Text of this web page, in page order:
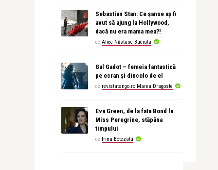
Sebastian Stan: Ce șanse aș fi
avut să ajung la Hollywood,
dacă nu era mama mea?!
de Alice Năstase Buciuta
Gal Gadot – femeia fantastică
pe ecran și dincolo de el
de revistatango.ro Marea Dragoste
Eva Green, de la fata Bond la
Miss Peregrine, stăpâna
timpului
de Irina Botezatu